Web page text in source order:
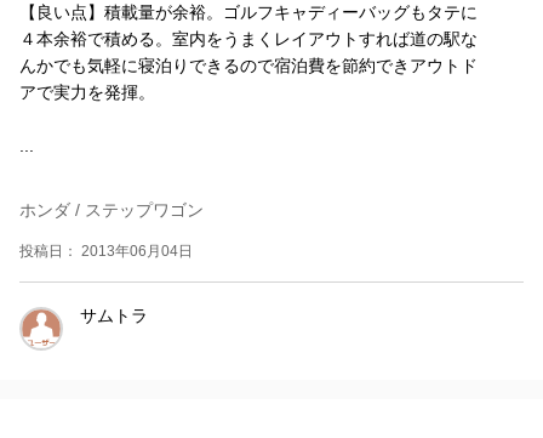
【良い点】積載量が余裕。ゴルフキャディーバッグもタテに
４本余裕で積める。室内をうまくレイアウトすれば道の駅な
んかでも気軽に寝泊りできるので宿泊費を節約できアウトド
アで実力を発揮。
ホンダ / ステップワゴン
投稿日： 2013年06月04日
サムトラ